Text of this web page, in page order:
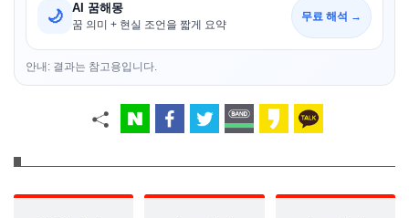
🌙 AI 꿈해몽
꿈 의미 + 현실 조언을 짧게 요약
무료 해석 →
안내: 결과는 참고용입니다.